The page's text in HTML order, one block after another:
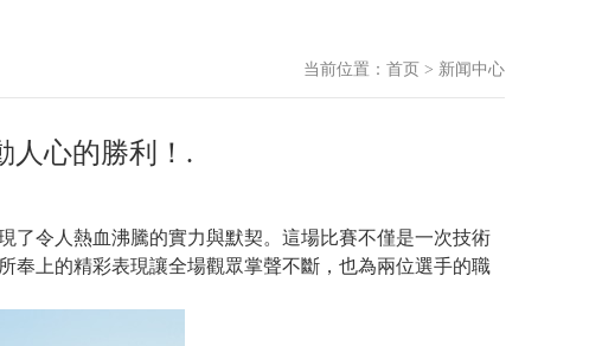
当前位置： 首页 > 新闻中心
人心的勝利！.
令人熱血沸騰的實力與默契。這場比賽不僅是一次技術
奉上的精彩表現讓全場觀眾掌聲不斷，也為兩位選手的職